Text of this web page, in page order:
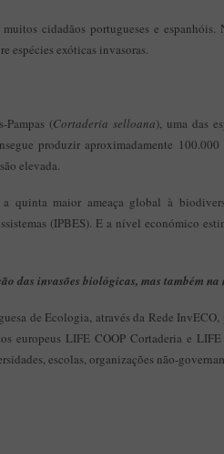
cidadãos portugueses e
espécies exóticas invasoras.
Pampas (Cortaderia selloana), uma das
produzir aproximadamente
elevada.
quinta maior ameaça global à
(IPBES). E a nível económico
das invasões biológicas, mas também
de Ecologia, através da Rede
europeus LIFE COOP Cortaderia e
escolas, organizações não-